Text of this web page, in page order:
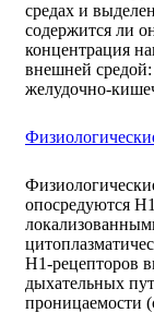
средах и
содержится ли
концентрация
внешней
желудочно-
опосредуются
H1-рецепторов
дыхательных
проницаемости